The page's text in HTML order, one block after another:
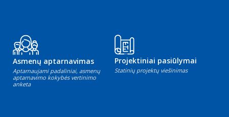
Asmenų aptarnavimas
Aptarnaujami padaliniai, asmenų
aptarnavimo kokybės vertinimo
anketa
Projektiniai pasiūlymai
Statinių projektų viešinimas